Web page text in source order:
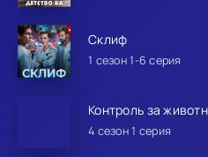
Склиф
1 сезон 1-6 серия
Контроль за
4 сезон 1 серия